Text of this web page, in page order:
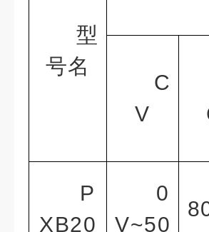
型
号名
C
V
P
XB20
0
V~50